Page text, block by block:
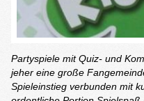
Partyspiele mit Quiz- und
jeher eine große
Spieleinstieg verbunden mit